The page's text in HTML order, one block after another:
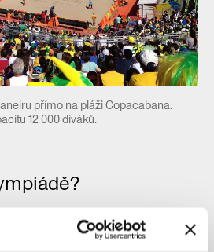
přímo na pláži Copacabana.
12 000 diváků.
2012 k olympiádě trochu jinak.
čtvrť Stafford, kterou